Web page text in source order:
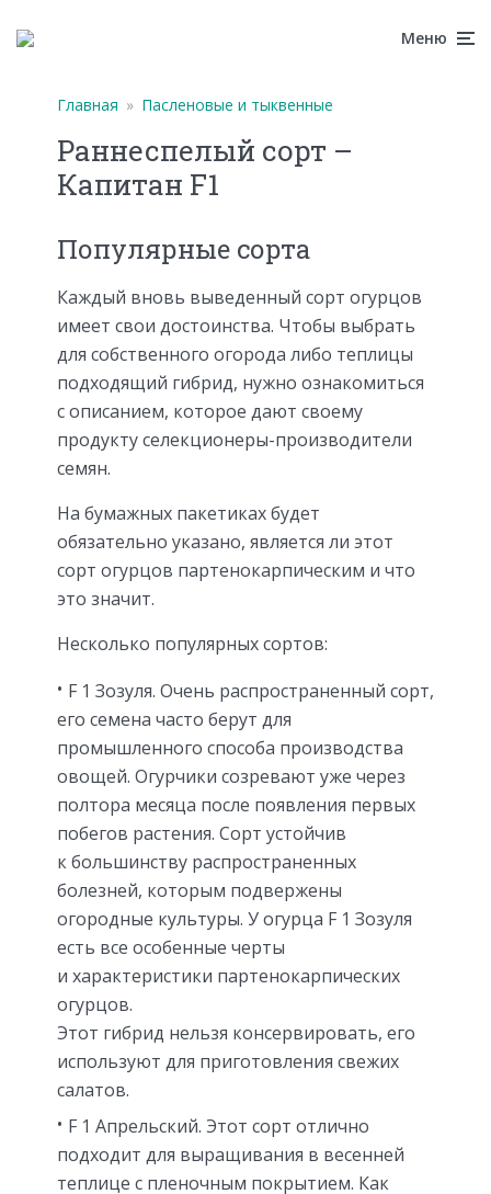
Меню
Главная » Пасленовые и тыквенные
Раннеспелый сорт –
Капитан F1
Популярные сорта
Каждый вновь выведенный сорт огурцов
имеет свои достоинства. Чтобы выбрать
для собственного огорода либо теплицы
подходящий гибрид, нужно ознакомиться
с описанием, которое дают своему
продукту селекционеры-производители
семян.
На бумажных пакетиках будет
обязательно указано, является ли этот
сорт огурцов партенокарпическим и что
это значит.
Несколько популярных сортов:
F 1 Зозуля. Очень распространенный сорт,
его семена часто берут для
промышленного способа производства
овощей. Огурчики созревают уже через
полтора месяца после появления первых
побегов растения. Сорт устойчив
к большинству распространенных
болезней, которым подвержены
огородные культуры. У огурца F 1 Зозуля
есть все особенные черты
и характеристики партенокарпических
огурцов.
Этот гибрид нельзя консервировать, его
используют для приготовления свежих
салатов.
F 1 Апрельский. Этот сорт отлично
подходит для выращивания в весенней
теплице с пленочным покрытием. Как